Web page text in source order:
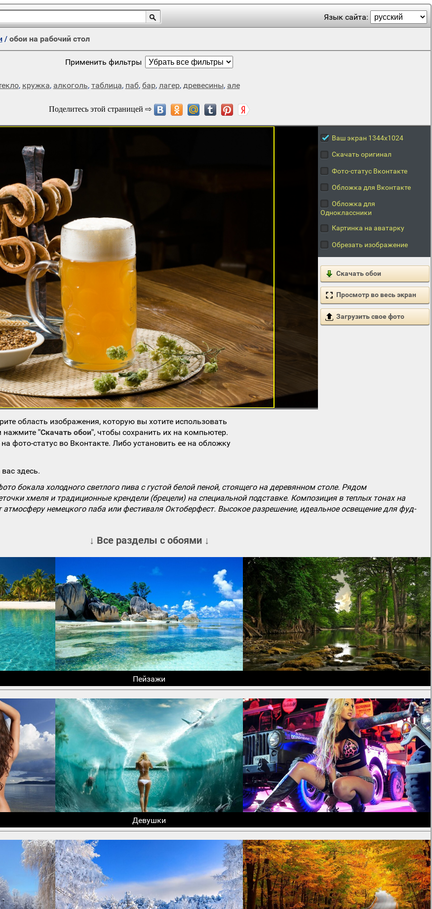
Язык сайта:
/ обои на рабочий стол
Применить фильтры
, кружка, алкоголь, таблица, паб, бар, лагер, древесины, але
Ваш экран 1344x1024
Скачать оригинал
Фото-статус Вконтакте
Обложка для Вконтакте
Обложка для
Одноклассники
Картинка на аватарку
Обрезать изображение
Скачать обои
Просмотр во весь экран
Загрузить свое фото
область изображения, которую вы хотите использовать
нажмите"Скачать обои", чтобы сохранить их на компьютер.
фото-статус во Вконтакте. Либо установить ее на обложку
здесь.
бокала холодного светлого пива с густой белой пеной, стоящего на деревянном столе. Рядом
хмеля и традиционные крендели (брецели) на специальной подставке. Композиция в теплых тонах на
немецкого паба или фестиваля Октоберфест. Высокое разрешение, идеальное освещение для фуд-
↓ Все разделы с обоями ↓
Пейзажи
Девушки